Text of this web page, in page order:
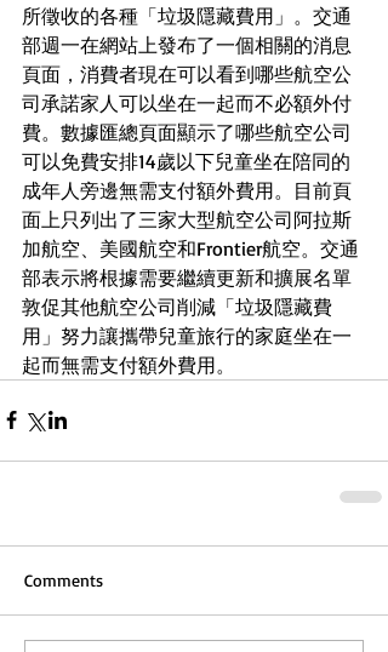
所徵收的各種「垃圾隱藏費用」。交通
部週一在網站上發布了一個相關的消息
頁面，消費者現在可以看到哪些航空公
司承諾家人可以坐在一起而不必額外付
費。數據匯總頁面顯示了哪些航空公司
可以免費安排14歲以下兒童坐在陪同的
成年人旁邊無需支付額外費用。目前頁
面上只列出了三家大型航空公司阿拉斯
加航空、美國航空和Frontier航空。交通
部表示將根據需要繼續更新和擴展名單
敦促其他航空公司削減「垃圾隱藏費
用」努力讓攜帶兒童旅行的家庭坐在一
起而無需支付額外費用。
Comments